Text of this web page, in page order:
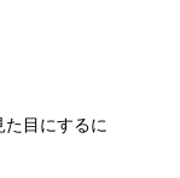
目にするに